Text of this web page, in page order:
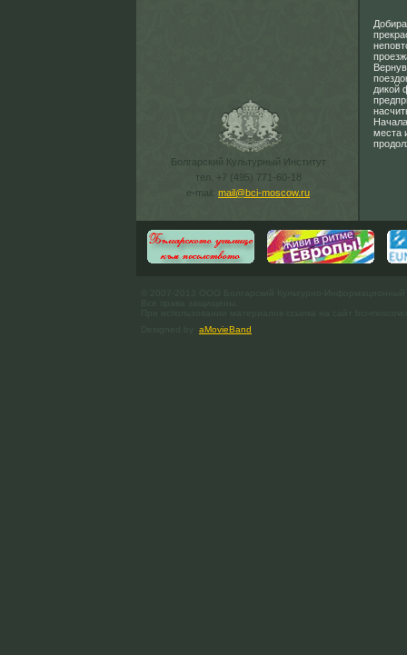
Болгарский Культурный Институт
тел. +7 (495) 771-60-18
e-mail: mail@bci-moscow.ru
дикой
места
aMovieBand